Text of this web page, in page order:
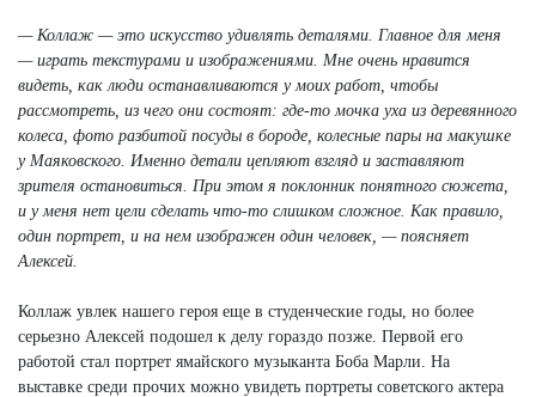
— Коллаж — это искусство удивлять деталями. Главное для меня
— играть текстурами и изображениями. Мне очень нравится
видеть, как люди останавливаются у моих работ, чтобы
рассмотреть, из чего они состоят: где-то мочка уха из деревянного
колеса, фото разбитой посуды в бороде, колесные пары на макушке
у Маяковского. Именно детали цепляют взгляд и заставляют
зрителя остановиться. При этом я поклонник понятного сюжета,
и у меня нет цели сделать что-то слишком сложное. Как правило,
один портрет, и на нем изображен один человек, — поясняет
Алексей.
Коллаж увлек нашего героя еще в студенческие годы, но более
серьезно Алексей подошел к делу гораздо позже. Первой его
работой стал портрет ямайского музыканта Боба Марли. На
выставке среди прочих можно увидеть портреты советского актера